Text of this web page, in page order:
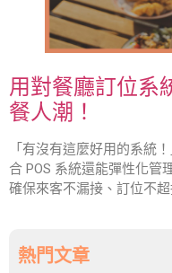
用對餐廳訂位系
餐人潮！
「有沒有這麼好用的系統
合 POS 系統還能彈性化管
確保來客不漏接、訂位不超
熱門文章